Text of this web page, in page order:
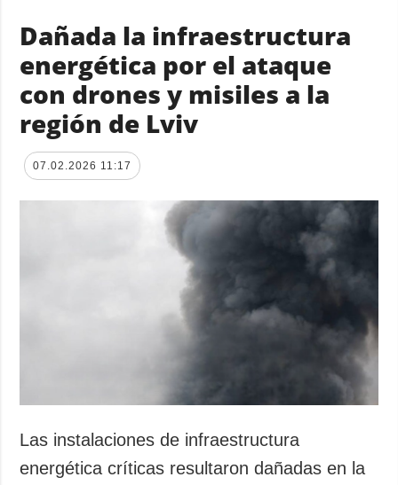
Dañada la infraestructura
energética por el ataque
con drones y misiles a la
región de Lviv
07.02.2026 11:17
Las instalaciones de infraestructura
energética críticas resultaron dañadas en la